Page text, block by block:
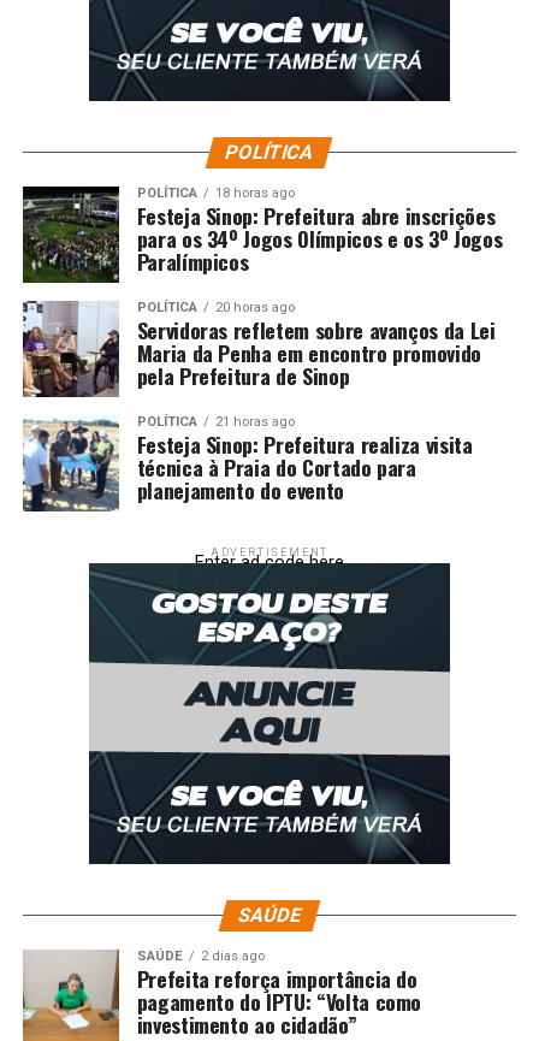
POLÍTICA
POLÍTICA 18 horas ago
Festeja Sinop: Prefeitura abre inscrições
para os 34º Jogos Olímpicos e os 3º Jogos
Paralímpicos
POLÍTICA 20 horas ago
Servidoras refletem sobre avanços da Lei
Maria da Penha em encontro promovido
pela Prefeitura de Sinop
POLÍTICA 21 horas ago
Festeja Sinop: Prefeitura realiza visita
técnica à Praia do Cortado para
planejamento do evento
ADVERTISEMENT
Enter ad code here
SAÚDE
SAÚDE 2 dias ago
Prefeita reforça importância do
pagamento do IPTU: “Volta como
investimento ao cidadão”